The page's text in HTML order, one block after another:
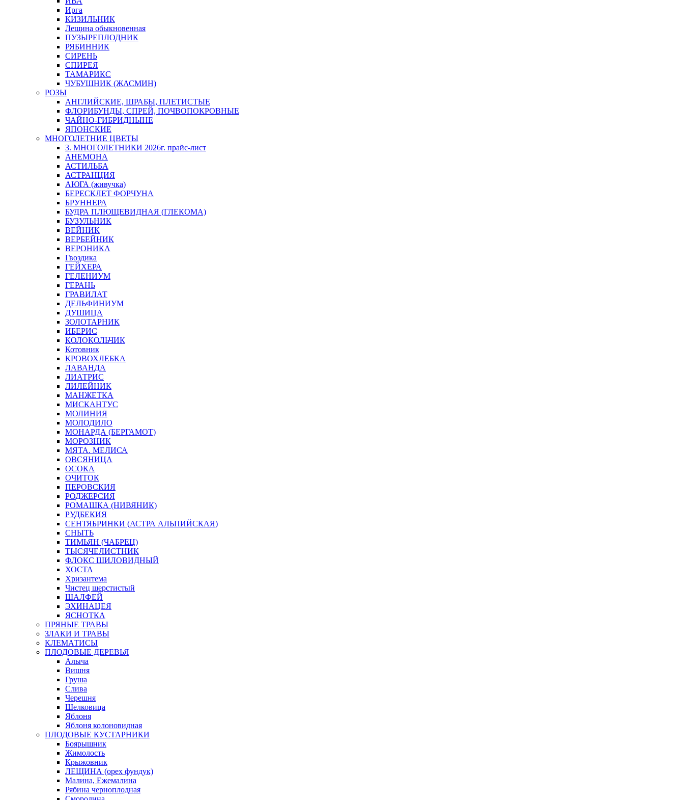
Ирга
КИЗИЛЬНИК
Лещина обыкновенная
ПУЗЫРЕПЛОДНИК
РЯБИННИК
СИРЕНЬ
СПИРЕЯ
ТАМАРИКС
ЧУБУШНИК (ЖАСМИН)
РОЗЫ
АНГЛИЙСКИЕ, ШРАБЫ, ПЛЕТИСТЫЕ
ФЛОРИБУНДЫ, СПРЕЙ, ПОЧВОПОКРОВНЫЕ
ЧАЙНО-ГИБРИДНЫНЕ
ЯПОНСКИЕ
МНОГОЛЕТНИЕ ЦВЕТЫ
3. МНОГОЛЕТНИКИ 2026г. прайс-лист
АНЕМОНА
АСТИЛЬБА
АСТРАНЦИЯ
АЮГА (живучка)
БЕРЕСКЛЕТ ФОРЧУНА
БРУННЕРА
БУДРА ПЛЮЩЕВИДНАЯ (ГЛЕКОМА)
БУЗУЛЬНИК
ВЕЙНИК
ВЕРБЕЙНИК
ВЕРОНИКА
Гвоздика
ГЕЙХЕРА
ГЕЛЕНИУМ
ГЕРАНЬ
ГРАВИЛАТ
ДЕЛЬФИНИУМ
ДУШИЦА
ЗОЛОТАРНИК
ИБЕРИС
КОЛОКОЛЬЧИК
Котовник
КРОВОХЛЕБКА
ЛАВАНДА
ЛИАТРИС
ЛИЛЕЙНИК
МАНЖЕТКА
МИСКАНТУС
МОЛИНИЯ
МОЛОДИЛО
МОНАРДА (БЕРГАМОТ)
МОРОЗНИК
МЯТА. МЕЛИСА
ОВСЯНИЦА
ОСОКА
ОЧИТОК
ПЕРОВСКИЯ
РОДЖЕРСИЯ
РОМАШКА (НИВЯНИК)
РУДБЕКИЯ
СЕНТЯБРИНКИ (АСТРА АЛЬПИЙСКАЯ)
СНЫТЬ
ТИМЬЯН (ЧАБРЕЦ)
ТЫСЯЧЕЛИСТНИК
ФЛОКС ШИЛОВИДНЫЙ
ХОСТА
Хризантема
Чистец шерстистый
ШАЛФЕЙ
ЭХИНАЦЕЯ
ЯСНОТКА
ПРЯНЫЕ ТРАВЫ
ЗЛАКИ И ТРАВЫ
КЛЕМАТИСЫ
ПЛОДОВЫЕ ДЕРЕВЬЯ
Алыча
Вишня
Груша
Слива
Черешня
Шелковица
Яблоня
Яблоня колоновидная
ПЛОДОВЫЕ КУСТАРНИКИ
Боярышник
Жимолость
Крыжовник
ЛЕЩИНА (орех фундук)
Малина, Ежемалина
Рябина черноплодная